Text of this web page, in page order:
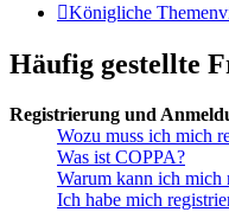
Königliche
Häufig gestellte
Registrierung und
Wozu muss ich mich
Was ist COPPA?
Warum kann ich mich
Ich habe mich